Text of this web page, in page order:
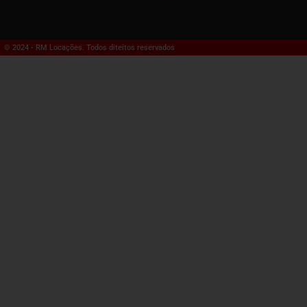
© 2024 - RM Locações. Todos diteitos reservados